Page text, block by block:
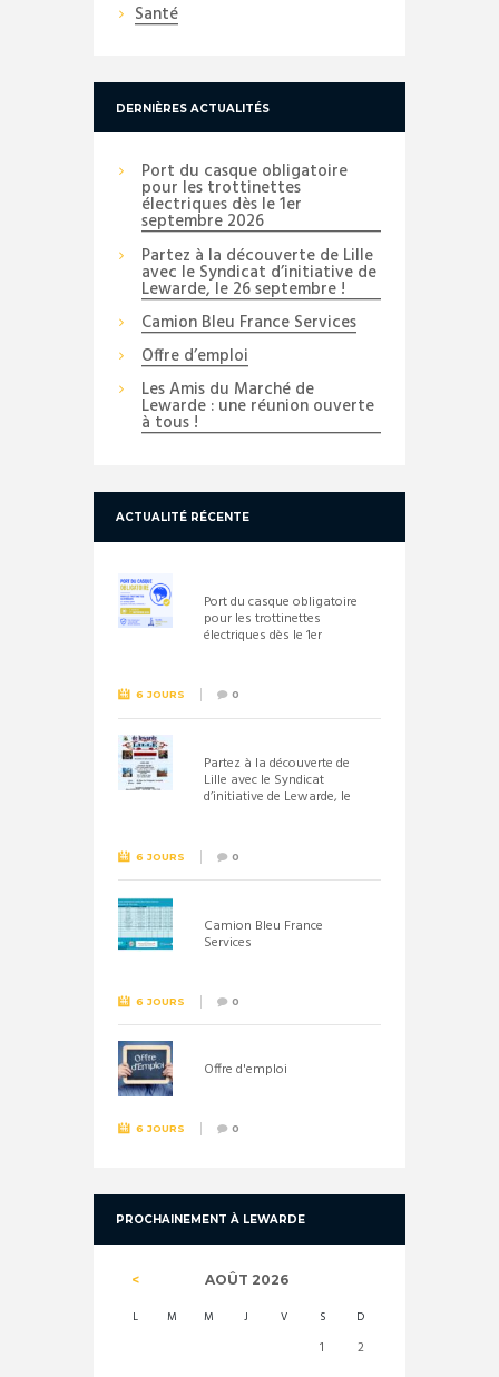
Santé
DERNIÈRES ACTUALITÉS
Port du casque obligatoire
pour les trottinettes
électriques dès le 1er
septembre 2026
Partez à la découverte de Lille
avec le Syndicat d’initiative de
Lewarde, le 26 septembre !
Camion Bleu France Services
Offre d’emploi
Les Amis du Marché de
Lewarde : une réunion ouverte
à tous !
ACTUALITÉ RÉCENTE
Port du casque obligatoire
pour les trottinettes
électriques dès le 1er
6 JOURS 0
Partez à la découverte de
Lille avec le Syndicat
d’initiative de Lewarde, le
6 JOURS 0
Camion Bleu France
Services
6 JOURS 0
Offre d'emploi
6 JOURS 0
PROCHAINEMENT À LEWARDE
AOÛT 2026
L M M J V S D
1
2